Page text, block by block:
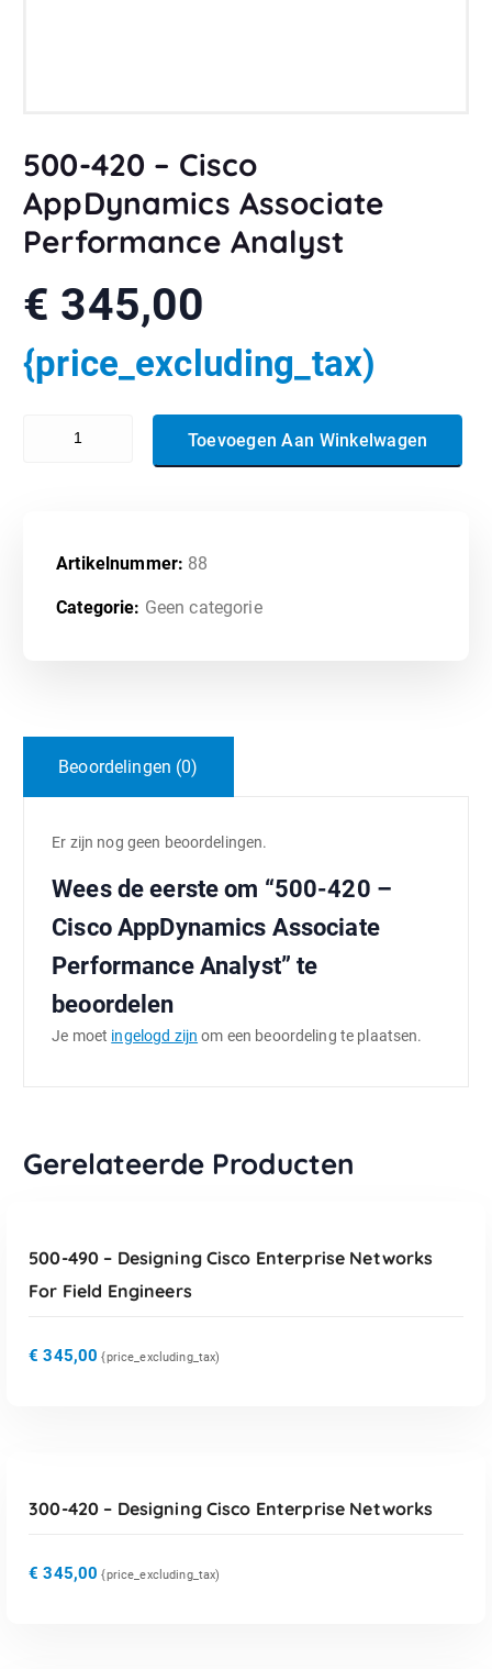
500-420 – Cisco
AppDynamics Associate
Performance Analyst
€ 345,00
{price_excluding_tax)
Toevoegen Aan Winkelwagen
Artikelnummer: 88
Categorie: Geen categorie
Beoordelingen (0)
Er zijn nog geen beoordelingen.
Wees de eerste om “500-420 –
Cisco AppDynamics Associate
Performance Analyst” te
beoordelen
Je moet ingelogd zijn om een beoordeling te plaatsen.
Gerelateerde Producten
500-490 – Designing Cisco Enterprise Networks
For Field Engineers
€ 345,00 {price_excluding_tax)
300-420 – Designing Cisco Enterprise Networks
€ 345,00 {price_excluding_tax)